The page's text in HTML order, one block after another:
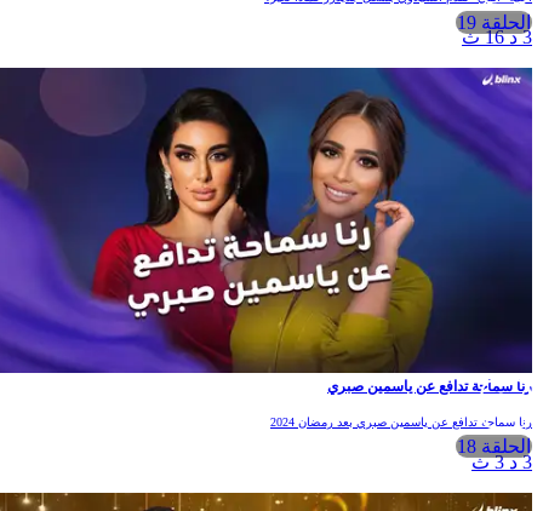
الحلقة 19
الحلقة 18
رنا سماحة تدافع عن ياسمين صبري
رنا سماحة تدافع عن ياسمين صبري بعد رمضان 2024